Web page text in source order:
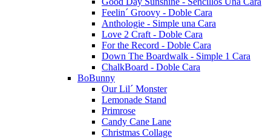
Feelin´ Groovy - Doble Cara
Anthologie - Simple una Cara
Love 2 Craft - Doble Cara
For the Record - Doble Cara
Down The Boardwalk - Simple 1 Cara
ChalkBoard - Doble Cara
BoBunny
Our Lil´ Monster
Lemonade Stand
Primrose
Candy Cane Lane
Christmas Collage